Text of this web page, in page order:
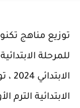
توزيع مناهج
الابتدائية الترم